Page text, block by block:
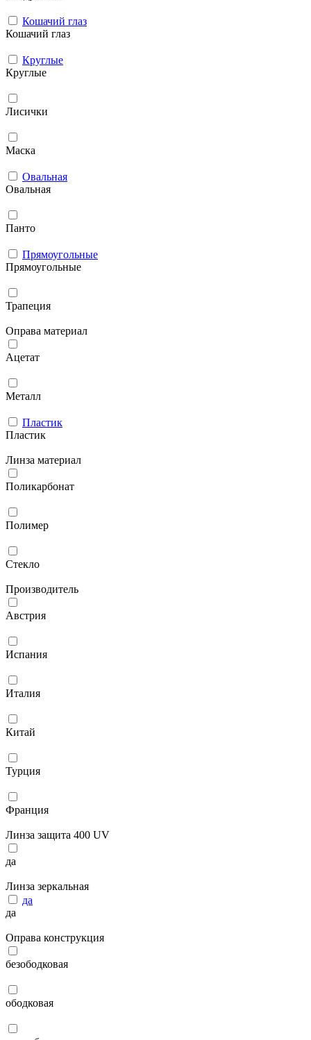
Кошачий глаз
Кошачий глаз
Круглые
Круглые
Лисички
Маска
Овальная
Овальная
Панто
Прямоугольные
Прямоугольные
Трапеция
Оправа материал
Ацетат
Металл
Пластик
Пластик
Линза материал
Поликарбонат
Полимер
Стекло
Производитель
Австрия
Испания
Италия
Китай
Турция
Франция
Линза защита 400 UV
да
Линза зеркальная
да
да
Оправа конструкция
безободковая
ободковая